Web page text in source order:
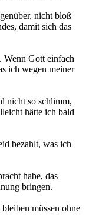
nicht bloß
damit sich das
Wenn Gott einfach
ich wegen meiner
nicht so schlimm,
hätte ich bald
bezahlt, was ich
habe, das
bringen.
müssen ohne